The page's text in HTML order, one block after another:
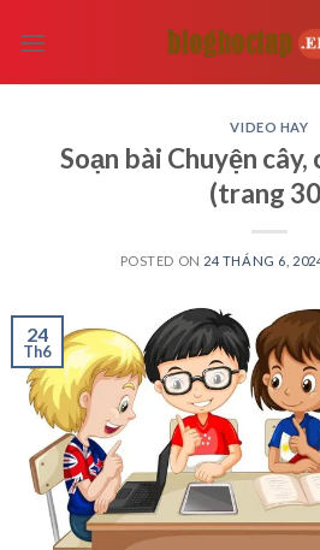
VIDEO HAY
Soạn bài Chuyện
(trang
POSTED ON 24 THÁNG 6,
24
Th6